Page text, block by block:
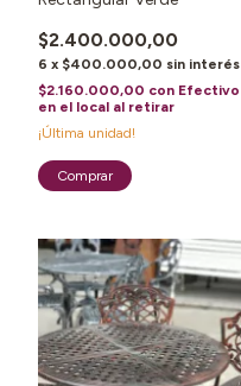
$2.400.000,00
6 x $400.000,00 sin interés
$2.160.000,00 con Efectivo
en el local al retirar
¡Última unidad!